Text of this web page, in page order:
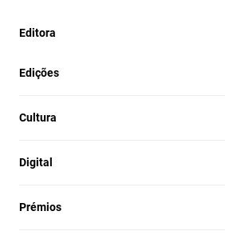
Editora
Edições
Cultura
Digital
Prémios